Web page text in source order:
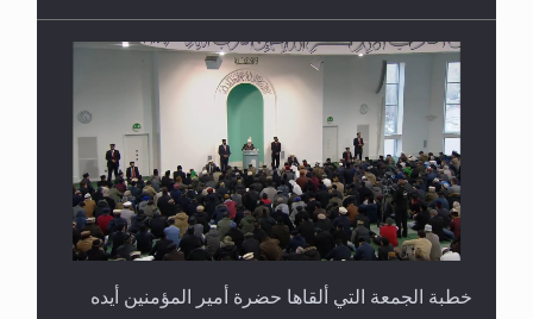
خطبة الجمعة التي ألقاها حضرة أمير المؤمنين أيده